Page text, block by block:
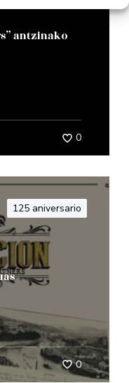
antzinako
0
125 aniversario
0